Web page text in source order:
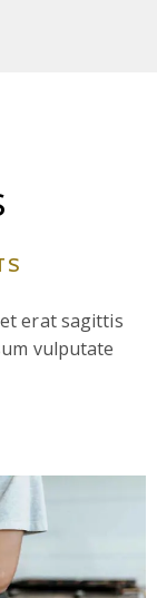
erat sagittis
vulputate